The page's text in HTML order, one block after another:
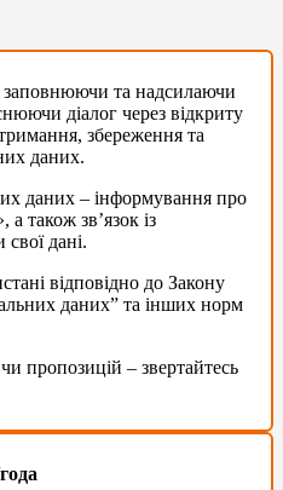
та надсилаючи
діалог через відкриту
збереження та
даних.
даних – інформування про
також зв’язок із
дані.
відповідно до Закону
даних” та інших норм
пропозицій – звертайтесь